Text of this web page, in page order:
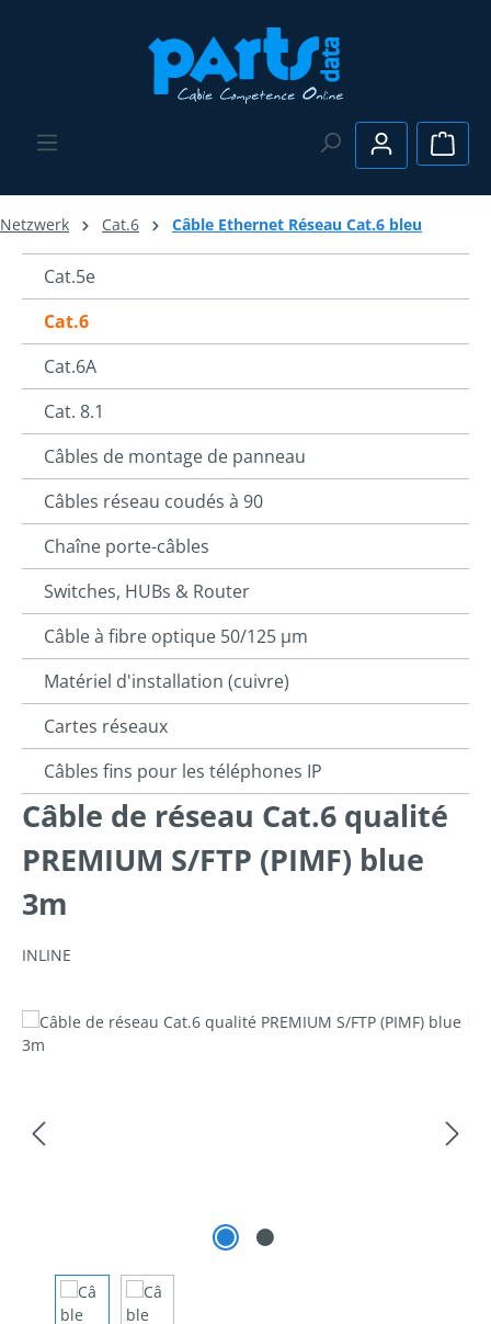
Le
Netzwerk Cat.6 Câble Ethernet Réseau Cat.6 bleu
Cat.5e
Cat.6
Cat.6A
Cat. 8.1
Câbles de montage de panneau
Câbles réseau coudés à 90
Chaîne porte-câbles
Switches, HUBs & Router
Câble à fibre optique 50/125 µm
Matériel d'installation (cuivre)
Cartes réseaux
Câbles fins pour les téléphones IP
Câble de réseau Cat.6 qualité
PREMIUM S/FTP (PIMF) blue
3m
INLINE
Ignorer la galerie d'images